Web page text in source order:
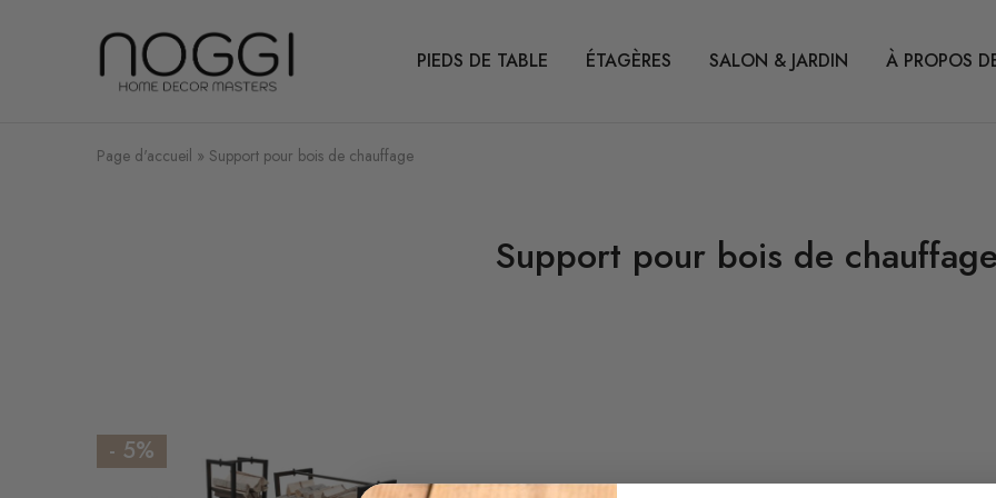
expert
table
PIEDS DE TABLE ÉTAGÈRES SALON & JARDIN À PROPOS
Page d'accueil » Support pour bois de chauffage
Support pour bois de chauffage
- 5%